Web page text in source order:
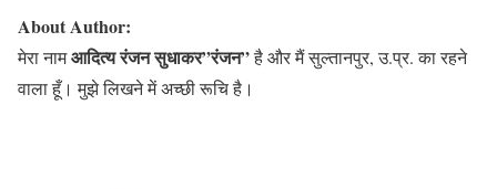
About Author:
मेरा नामआदित्य रंजन सुधाकर”रंजन”है और मैं सुल्तानपुर, उ.प्र. का रहने
वाला हूँ। मुझे लिखने में अच्छी रूचि है।